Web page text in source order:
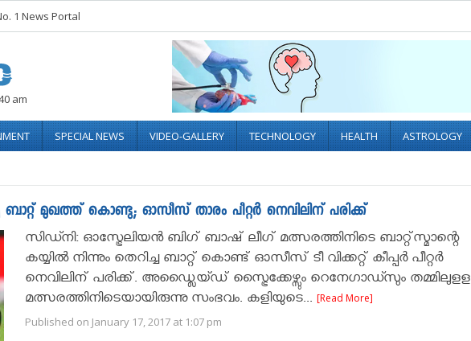
1 News Portal
am
SPECIAL NEWS VIDEO-GALLERY TECHNOLOGY HEALTH ASTROLOGY
ബാറ്റ് മുഖത്ത് കൊണ്ടു; ഓസീസ് താരം പീറ്റര്‍ നെവിലിന് പരിക്ക്
സിഡ്നി: ഓസ്ട്രേലിയന്‍ ബിഗ് ബാഷ് ലീഗ് മത്സരത്തിനിടെ ബാറ്റ്‌സ്മാന്റെ
കയ്യില്‍ നിന്നും തെറിച്ച ബാറ്റ് കൊണ്ട് ഓസീസ് ടീ വിക്കറ്റ് കീപ്പര്‍ പീറ്റര്‍
നെവിലിന് പരിക്ക്. അഡ്ലൈയ്ഡ് സ്ട്രൈക്കേഴ്സും റെനേഗാഡ്സും തമ്മിലുളള
മത്സരത്തിനിടെയായിരുന്നു സംഭവം. കളിയുടെ... [Read More]
Published on January 17, 2017 at 1:07 pm